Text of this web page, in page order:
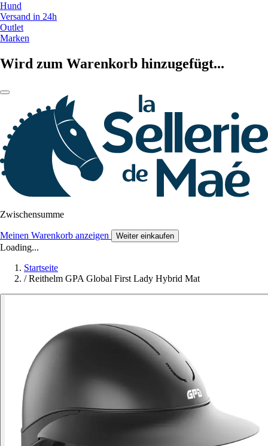
Hund
Versand in 24h
Outlet
Marken
Wird zum Warenkorb hinzugefügt...
Zwischensumme
Meinen Warenkorb anzeigen Weiter einkaufen
Loading...
Startseite
/ Reithelm GPA Global First Lady Hybrid Mat